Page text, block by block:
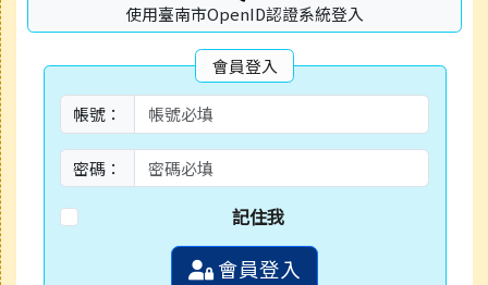
使用臺南市OpenID認證系統登入
會員登入
帳號：
密碼：
記住我
會員登入